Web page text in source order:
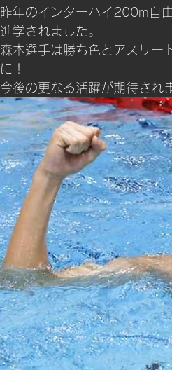
昨年のインターハイ200m自
進学されました。
森本選手は勝ち色とアスリー
に！
今後の更なる活躍が期待され